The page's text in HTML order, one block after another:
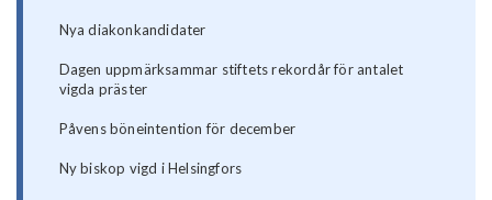
Nya diakonkandidater
Dagen uppmärksammar stiftets rekordår för antalet
vigda präster
Påvens böneintention för december
Ny biskop vigd i Helsingfors